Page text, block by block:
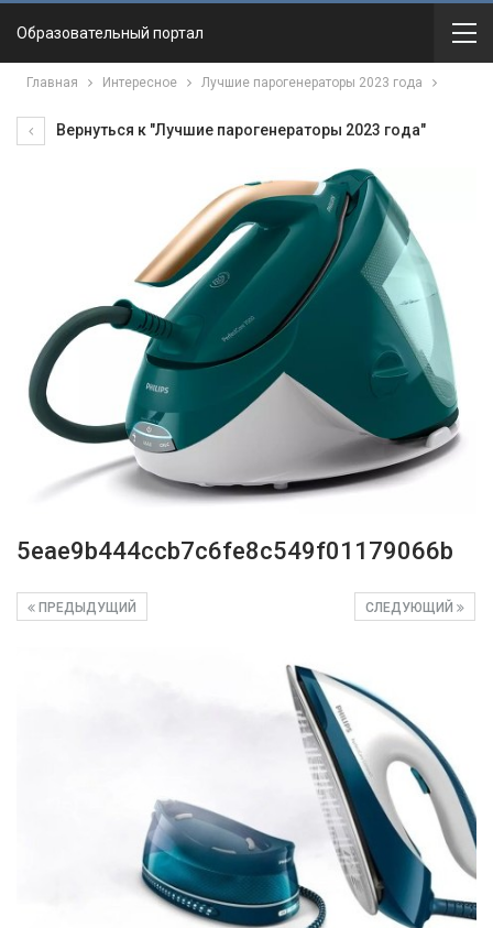
Образовательный портал
Главная Интересное Лучшие парогенераторы 2023 года
Вернуться к "Лучшие парогенераторы 2023 года"
5eae9b444ccb7c6fe8c549f01179066b
СЛЕДУЮЩИЙ
ПРЕДЫДУЩИЙ